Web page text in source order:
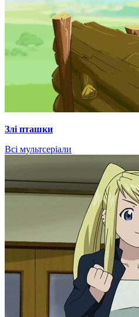
Злі пташки
Всі мультсеріали